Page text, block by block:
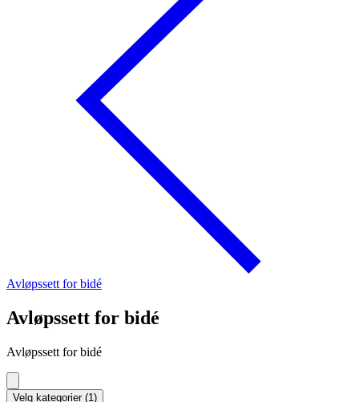
Avløpssett for bidé
Avløpssett for bidé
Avløpssett for bidé
Velg kategorier (1)